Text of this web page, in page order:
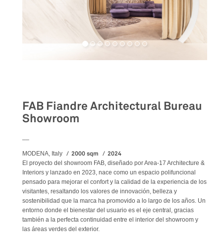
FAB Fiandre Architectural Bureau
Showroom
MODENA, Italy 2000 sqm 2024
El proyecto del showroom FAB, diseñado por Area-17 Architecture &
Interiors y lanzado en 2023, nace como un espacio polifuncional
pensado para mejorar el confort y la calidad de la experiencia de los
visitantes, resaltando los valores de innovación, belleza y
sostenibilidad que la marca ha promovido a lo largo de los años. Un
entorno donde el bienestar del usuario es el eje central, gracias
también a la perfecta continuidad entre el interior del showroom y
las áreas verdes del exterior.